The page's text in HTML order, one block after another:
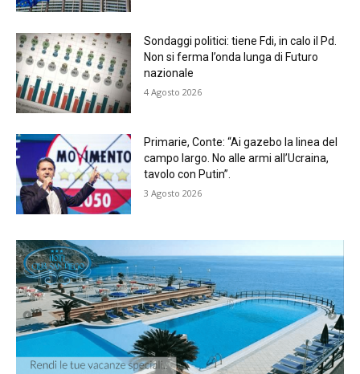
Sondaggi politici: tiene Fdi, in calo il Pd.
Non si ferma l’onda lunga di Futuro
nazionale
4 Agosto 2026
Primarie, Conte: “Ai gazebo la linea del
campo largo. No alle armi all’Ucraina,
tavolo con Putin”.
3 Agosto 2026